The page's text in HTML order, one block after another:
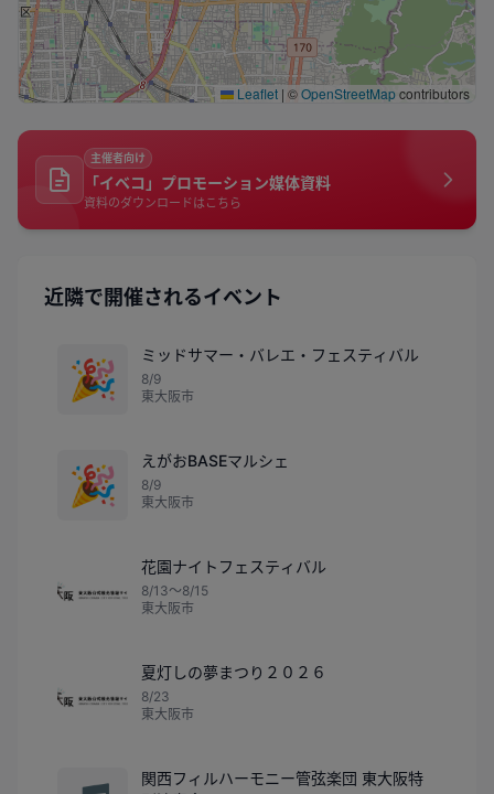
Leaflet | ©OpenStreetMapcontributors
主催者向け
「イベコ」プロモーション媒体資料
資料のダウンロードはこちら
近隣で開催されるイベント
🎉
ミッドサマー・バレエ・フェスティバル
8/9
東大阪市
🎉
えがおBASEマルシェ
8/9
東大阪市
花園ナイトフェスティバル
8/13〜8/15
東大阪市
夏灯しの夢まつり２０２６
8/23
東大阪市
関西フィルハーモニー管弦楽団 東大阪特